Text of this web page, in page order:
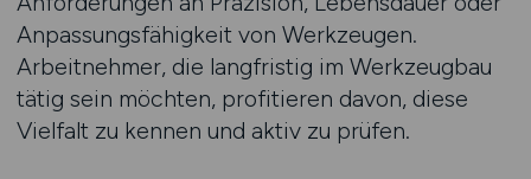
Anpassungsfähigkeit von Werkzeugen.
Arbeitnehmer, die langfristig im Werkzeugbau
tätig sein möchten, profitieren davon, diese
Vielfalt zu kennen und aktiv zu prüfen.